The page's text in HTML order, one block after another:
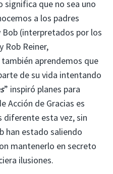
significa que no sea uno
a los padres
(interpretados por los
Rob Reiner,
aprendemos que
de su vida intentando
” inspiró planes para
Acción de Gracias es
esta vez, sin
han estado saliendo
mantenerlo en secreto
ilusiones.